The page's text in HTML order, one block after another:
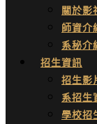
關於影
師資介
系秘介
招生資訊
招生影
系招生
學校招